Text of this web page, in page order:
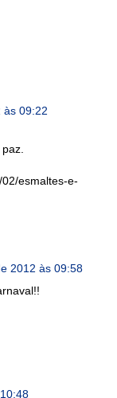
às 09:22
esmaltes-e-
2012 às 09:58